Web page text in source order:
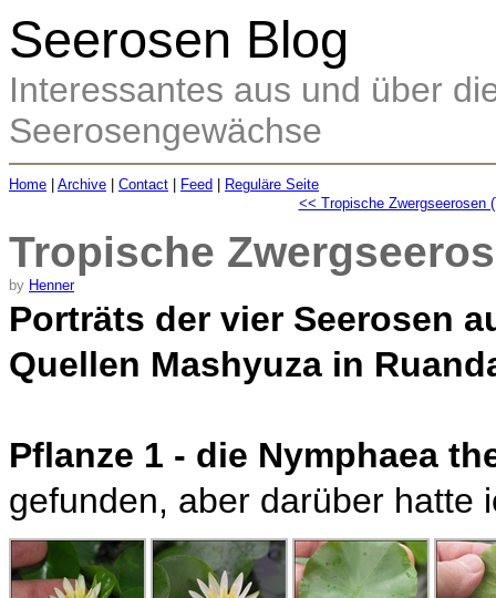
Seerosen Blog
Interessantes aus und über
Seerosengewächse
Home Archive Contact Feed
Reguläre Seite
<< Tropische Zwergseerosen
Tropische
by Henner
Porträts der vier Seerosen
Quellen Mashyuza in
Pflanze 1 - die Nymphaea
gefunden, aber darüber hatte